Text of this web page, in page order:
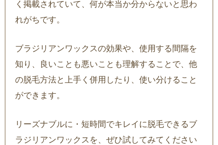
く掲載されていて、何が本当か分からないと思わ
れがちです。
ブラジリアンワックスの効果や、使用する間隔を
知り、良いことも悪いことも理解することで、他
の脱毛方法と上手く併用したり、使い分けること
ができます。
リーズナブルに・短時間でキレイに脱毛できるブ
ラジリアンワックスを、ぜひ試してみてください